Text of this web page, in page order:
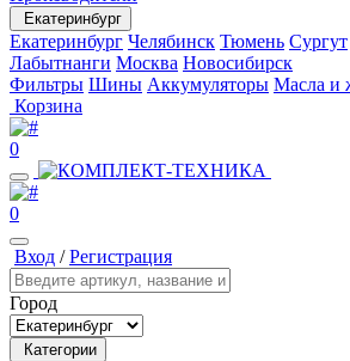
Екатеринбург
Екатеринбург Челябинск Тюмень Сургут
Лабытнанги Москва Новосибирск
Фильтры Шины Аккумуляторы Масла и
Корзина
0
0
Вход /Регистрация
Город
Категории